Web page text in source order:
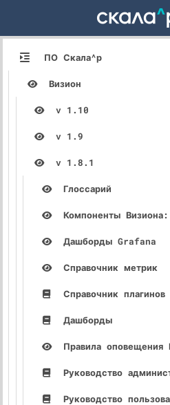
ПО Скала^р
Визион
v 1.10
v 1.9
v 1.8.1
Глоссарий
Дашборды Grafana
Справочник метрик
Справочник плагинов
Дашборды
Правила оповещения
Руководство
Руководство